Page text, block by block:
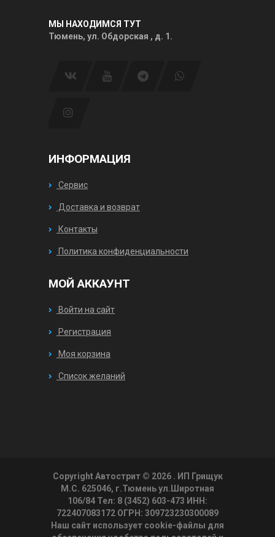
МЫ НАХОДИМСЯ ТУТ
Тюмень, ул. Обдорская , д. 1.
ИНФОРМАЦИЯ
Сервис
Доставка и возврат
Контакты
Политика конфиденциальности
МОЙ АККАУНТ
Войти на сайт
Регистрация
Моя корзина
Список желаний
Copyright Автострит © 2026 . ИП Грищук
М.С. 625046, г.Тюмень ул.Широтная
106/84 Тел: 8 (3452) 603-473 ИНН:
722407083172 ОГРН: 309723230300089
Наш сайт использует cookie-файлы для